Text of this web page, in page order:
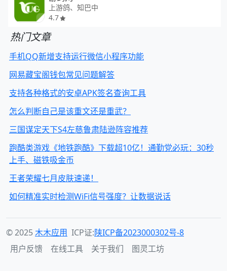
上游鸽、知巴中
4.7
热门文章
手机QQ新增支持运行微信小程序功能
网易藏宝阁钱包常见问题解答
支持各种格式的安卓APK签名查询工具
怎么判断自己是该重文还是重武？
三国谋定天下S4左慈鲁肃陆逊阵容推荐
跑酷类游戏《地铁跑酷》下载超10亿！通勤党必玩：30秒
上手、磁铁吸金币
王者荣耀七月皮肤速递！
如何精准实时检测WiFi信号强度？让数据说话
© 2025木木应用 ICP证:陕ICP备2023000302号-8
用户反馈
在线工具 关于我们 图灵工坊